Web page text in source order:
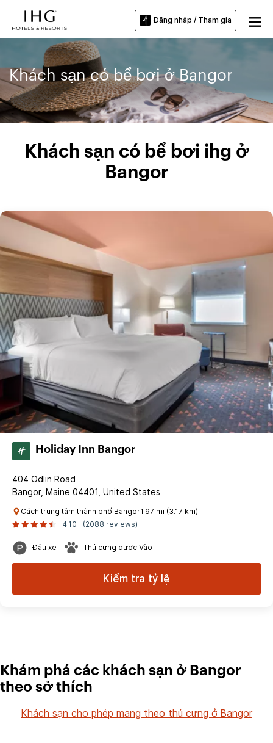
Đăng nhập / Tham gia
Khách sạn có bể bơi ở Bangor
Khách sạn có bể bơi ihg ở
Bangor
Holiday Inn Bangor
404 Odlin Road
Bangor, Maine 04401, United States
Cách trung tâm thành phố Bangor1.97 mi (3.17 km)
4.10
(2088 reviews)
Đậu xe Thú cưng được Vào
Kiểm tra tỷ lệ
Khám phá các khách sạn ở Bangor
theo sở thích
Khách sạn cho phép mang theo thú cưng ở Bangor